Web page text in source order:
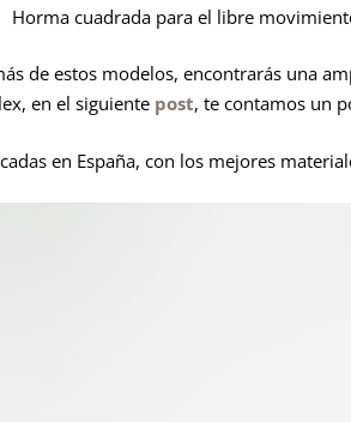
Horma cuadrada para el libre
de estos modelos, encontrarás una
en el siguiente post, te contamos un
en España, con los mejores